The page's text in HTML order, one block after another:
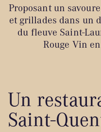
Proposant un
et grillades dans un
du fleuve Saint-
Rouge Vin
Un
Saint-